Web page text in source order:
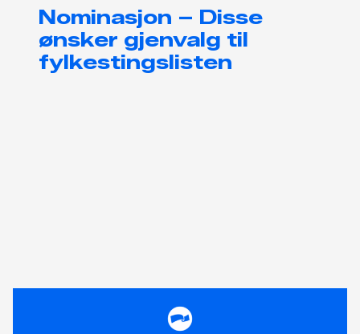
Nominasjon – Disse
ønsker gjenvalg til
fylkestingslisten